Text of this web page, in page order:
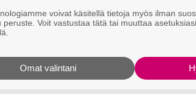
yltä, 2:38:n paikkeilta.
tapahtui vuonna 2003.
jälleen ensi vuoden helmikuussa.
voivat käsitellä tietoja myös ilman
peruste. Voit vastustaa tätä tai muuttaa
Omat valintani